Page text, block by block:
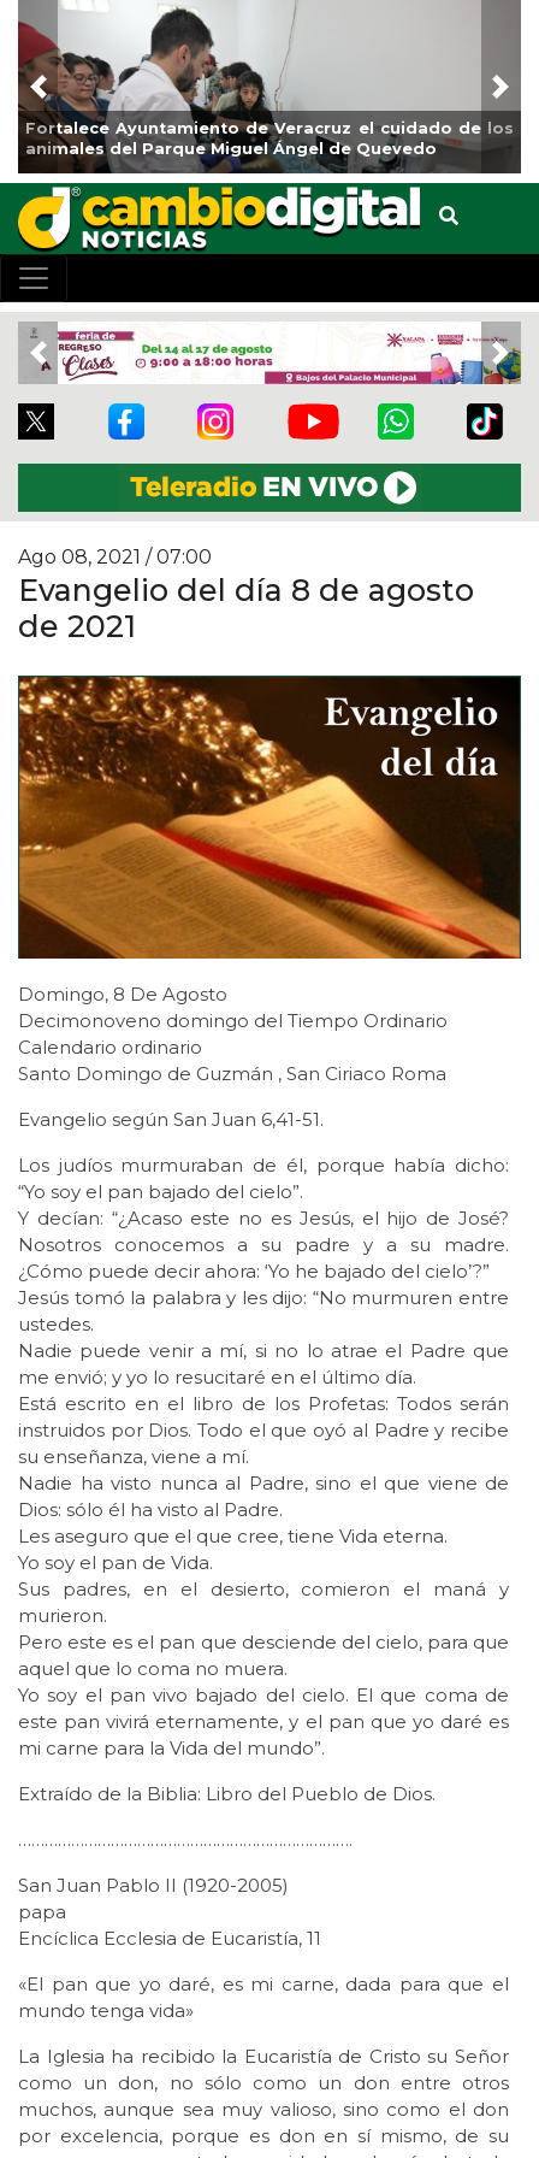
de Veracruz el cuidado de los
Parque Miguel Ángel de Quevedo
La ciudad de
de
Previous
Previous
Ago 08, 2021 / 07:00
Evangelio del día 8 de agosto
de 2021
Domingo, 8 De Agosto
Decimonoveno domingo del Tiempo Ordinario
Calendario ordinario
Santo Domingo de Guzmán , San Ciriaco Roma
Evangelio según San Juan 6,41-51.
Los judíos murmuraban de él, porque había dicho:
“Yo soy el pan bajado del cielo”.
Y decían: “¿Acaso este no es Jesús, el hijo de José?
Nosotros conocemos a su padre y a su madre.
¿Cómo puede decir ahora: ‘Yo he bajado del cielo’?”
Jesús tomó la palabra y les dijo: “No murmuren entre
ustedes.
Nadie puede venir a mí, si no lo atrae el Padre que
me envió; y yo lo resucitaré en el último día.
Está escrito en el libro de los Profetas: Todos serán
instruidos por Dios. Todo el que oyó al Padre y recibe
su enseñanza, viene a mí.
Nadie ha visto nunca al Padre, sino el que viene de
Dios: sólo él ha visto al Padre.
Les aseguro que el que cree, tiene Vida eterna.
Yo soy el pan de Vida.
Sus padres, en el desierto, comieron el maná y
murieron.
Pero este es el pan que desciende del cielo, para que
aquel que lo coma no muera.
Yo soy el pan vivo bajado del cielo. El que coma de
este pan vivirá eternamente, y el pan que yo daré es
mi carne para la Vida del mundo”.
Extraído de la Biblia: Libro del Pueblo de Dios.
………………………………………………………………….
San Juan Pablo II (1920-2005)
papa
Encíclica Ecclesia de Eucaristía, 11
«El pan que yo daré, es mi carne, dada para que el
mundo tenga vida»
La Iglesia ha recibido la Eucaristía de Cristo su Señor
como un don, no sólo como un don entre otros
muchos, aunque sea muy valioso, sino como el don
por excelencia, porque es don en sí mismo, de su